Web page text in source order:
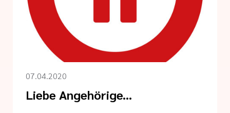
der cts07.04.2020
Liebe Angehörige...